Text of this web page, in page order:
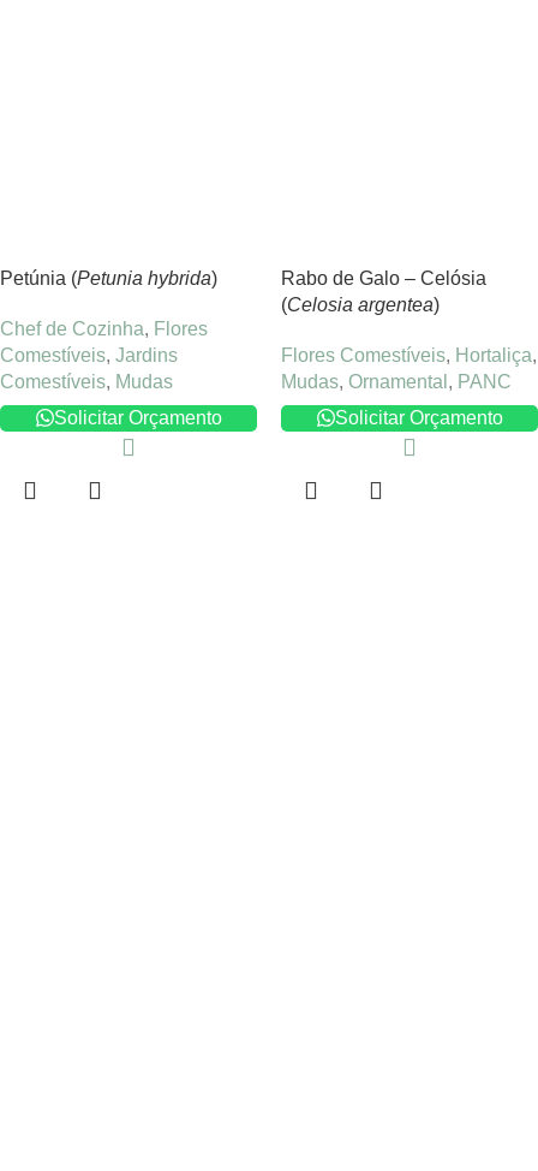
Petúnia (Petunia hybrida)
Chef de Cozinha, Flores
Comestíveis, Jardins
Comestíveis, Mudas
Solicitar Orçamento
Rabo de Galo – Celósia
(Celosia argentea)
Flores Comestíveis, Hortaliça,
Mudas, Ornamental , PANC
Solicitar Orçamento